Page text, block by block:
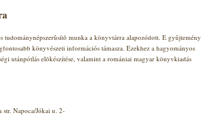
tudománynépszerûsítõ munka a könyvtárra alapozódott. E gyûjtemény
könyvészeti információs támasza. Ezekhez a hagyományos
utánpótlás elõkészítése, valamint a romániai magyar könyvkiadás
Napoca/Jókai u. 2-